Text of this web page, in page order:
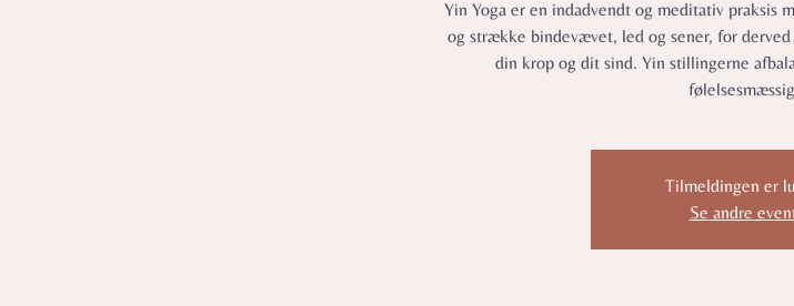
Yin Yoga er en indadvendt og meditativ praksis
og strække bindevævet, led og sener, for
din krop og dit sind. Yin stillingerne
Tilmeldingen er
Se andre